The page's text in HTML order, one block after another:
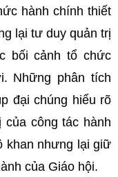
hành chính thiết
lại tư duy quản trị
bối cảnh tổ chức
Những phân tích
đại chúng hiểu rõ
công tác hành
khan nhưng lại giữ
của Giáo hội.